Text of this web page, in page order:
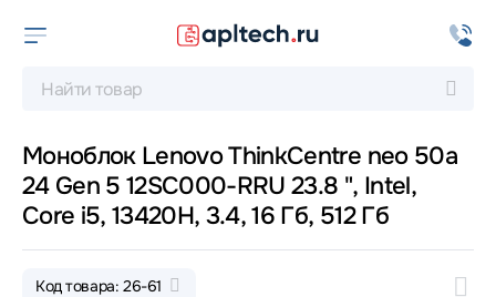
Моноблок Lenovo ThinkCentre neo 50a
24 Gen 5 12SC000-RRU 23.8 ", Intel,
Core i5, 13420H, 3.4, 16 Гб, 512 Гб
Код товара: 26-61